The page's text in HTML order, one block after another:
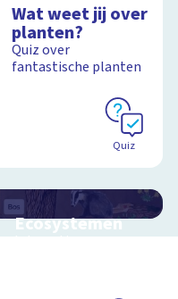
Wat weet jij over
planten?
Quiz over
fantastische planten
Quiz
Ecosystemen
Interactieve